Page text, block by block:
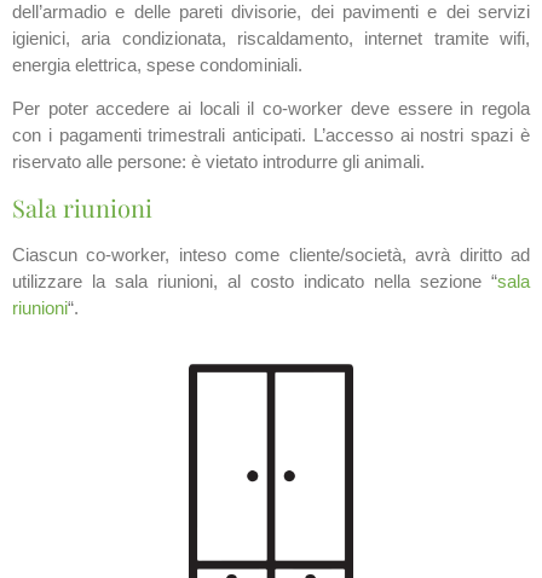
dell’armadio e delle pareti divisorie, dei pavimenti e dei servizi
igienici, aria condizionata, riscaldamento, internet tramite wifi,
energia elettrica, spese condominiali.
Per poter accedere ai locali il co-worker deve essere in regola
con i pagamenti trimestrali anticipati. L’accesso ai nostri spazi è
riservato alle persone: è vietato introdurre gli animali.
Sala riunioni
Ciascun co-worker, inteso come cliente/società, avrà diritto ad
utilizzare la sala riunioni, al costo indicato nella sezione “sala
riunioni“.